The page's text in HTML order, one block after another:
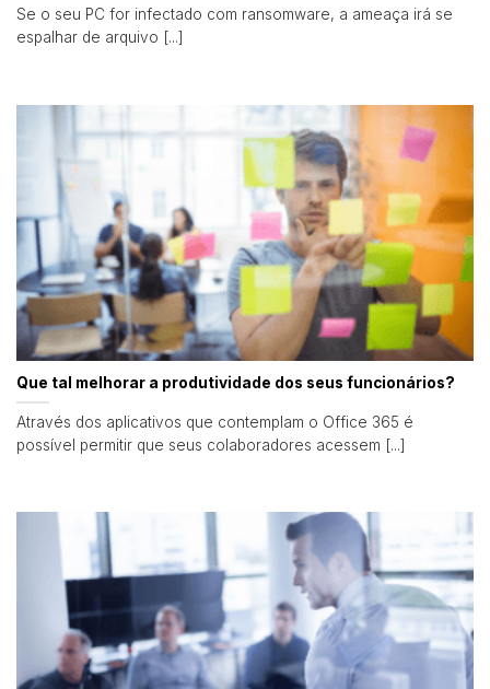
Se o seu PC for infectado com ransomware, a ameaça irá se
espalhar de arquivo [...]
Que tal melhorar a produtividade dos seus funcionários?
Através dos aplicativos que contemplam o Office 365 é
possível permitir que seus colaboradores acessem [...]